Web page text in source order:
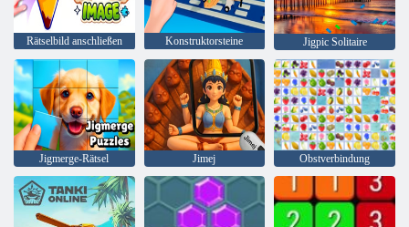
Rätselbild anschließen Konstruktorsteine Jigpic Solitaire
Jigmerge-Rätsel Jimej Obstverbindung